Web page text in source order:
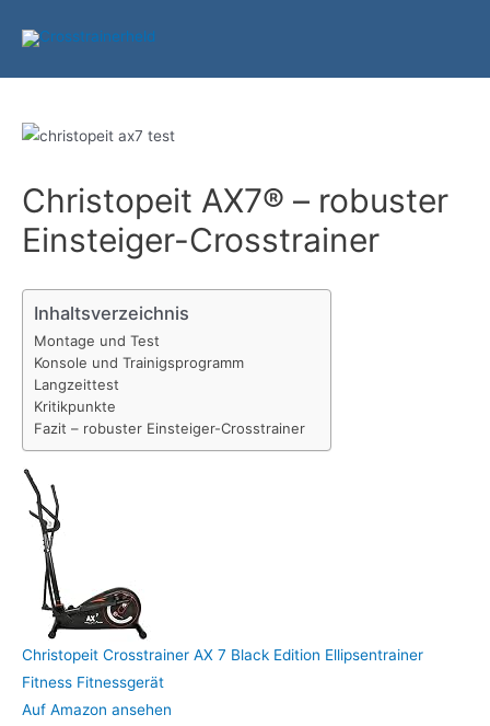
Inhalt
Christopeit AX7® – robuster
Einsteiger-Crosstrainer
Inhaltsverzeichnis
Montage und Test
Konsole und Trainigsprogramm
Langzeittest
Kritikpunkte
Fazit – robuster Einsteiger-Crosstrainer
Christopeit Crosstrainer AX 7 Black Edition Ellipsentrainer
Fitness Fitnessgerät
Auf Amazon ansehen